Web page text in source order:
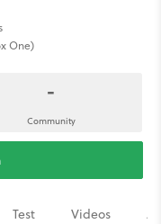
One)
-
Community
Test Videos